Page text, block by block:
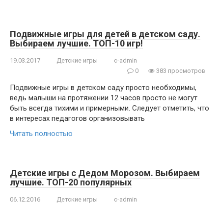
Подвижные игры для детей в детском саду.
Выбираем лучшие. ТОП-10 игр!
19.03.2017 Детские игры
c-admin
0
383 просмотров
Подвижные игры в детском саду просто необходимы,
ведь малыши на протяжении 12 часов просто не могут
быть всегда тихими и примерными. Следует отметить, что
в интересах педагогов организовывать
Читать полностью
Детские игры с Дедом Морозом. Выбираем
лучшие. ТОП-20 популярных
06.12.2016 Детские игры
c-admin